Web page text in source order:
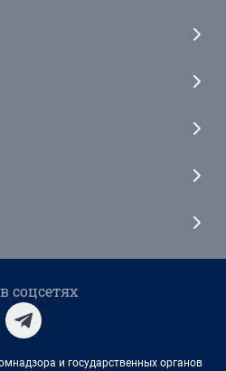
соцсетях
и государственных органов